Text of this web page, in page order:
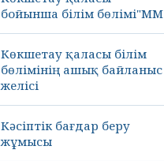
бойынша білім бөлімі"ММ
Көкшетау қаласы білім
бөлімінің ашық байланыс
желісі
Кәсіптік бағдар беру
жұмысы